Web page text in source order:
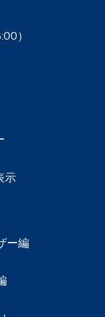
）
示
ー編